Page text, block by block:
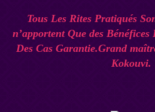
Tous Les Rites Pratiqués
n’apportent Que des Bénéfices
Des Cas Garantie.Grand
Kokouvi.